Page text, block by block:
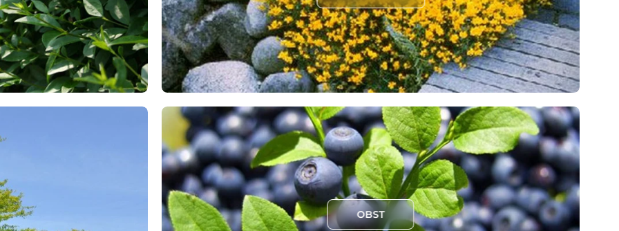
OBST